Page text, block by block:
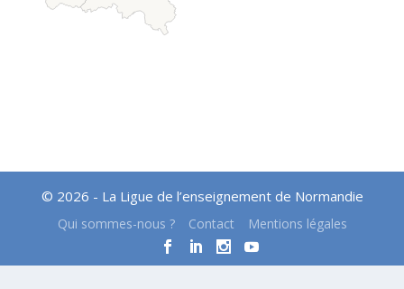
© 2026 - La Ligue de l’enseignement de Normandie
Qui sommes-nous ? Contact Mentions légales